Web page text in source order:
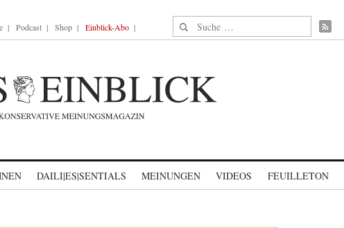
Podcast Shop Einblick-Abo Suche nach:
DAILI|ES|SENTIALS MEINUNGEN VIDEOS FEUILLETON